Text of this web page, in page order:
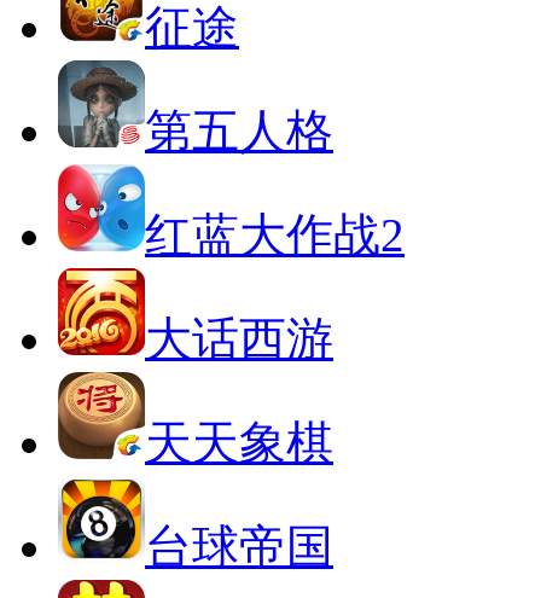
征途
第五人格
红蓝大作战2
大话西游
天天象棋
台球帝国